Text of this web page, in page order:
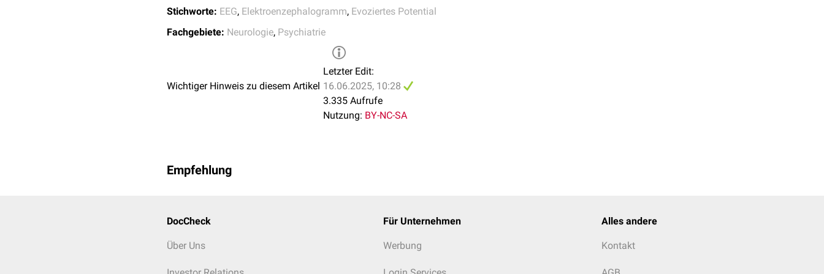
Stichworte: EEG, Elektroenzephalogramm, Evoziertes Potential
Fachgebiete: Neurologie, Psychiatrie
Wichtiger Hinweis zu diesem Artikel
Letzter Edit:
16.06.2025, 10:28
3.335 Aufrufe
Nutzung: BY-NC-SA
Empfehlung
DocCheck
Über Uns
Für Unternehmen
Werbung
Alles andere
Kontakt